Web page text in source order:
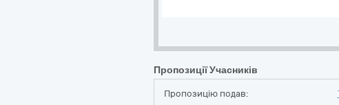
Пропозиції Учасників
Пропозицію подав: